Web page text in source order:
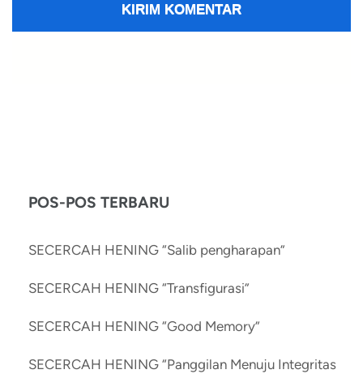
POS-POS TERBARU
SECERCAH HENING “Salib pengharapan”
SECERCAH HENING “Transfigurasi”
SECERCAH HENING “Good Memory”
SECERCAH HENING “Panggilan Menuju Integritas